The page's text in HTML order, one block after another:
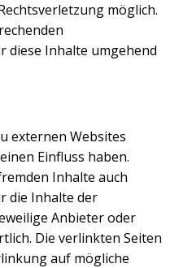
möglich.
diese Inhalte umgehend
externen Websites
Einfluss haben.
Inhalte auch
die Inhalte der
Anbieter oder
Die verlinkten Seiten
auf mögliche